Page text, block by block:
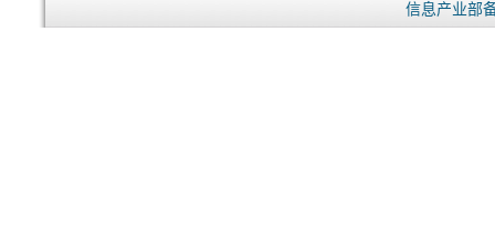
信息产业部